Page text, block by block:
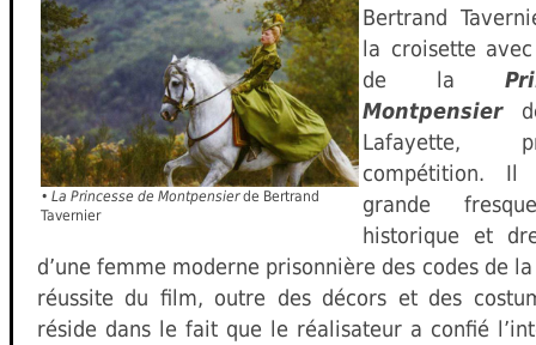
• La Princesse de Montpensierde Bertrand
Tavernier
Bertrand
la croisette
de la
Montpensier
Lafayette,
compétition.
grande
historique et
d’une femme moderne prisonnière des codes de
réussite du film, outre des décors et des
réside dans le fait que le réalisateur a confié